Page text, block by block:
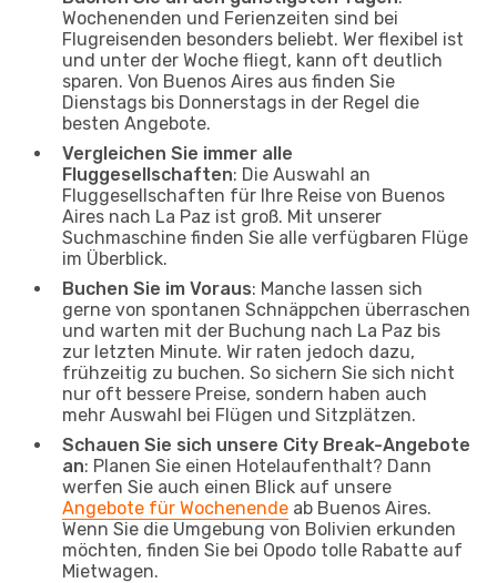
Wochenenden und Ferienzeiten sind bei
Flugreisenden besonders beliebt. Wer flexibel ist
und unter der Woche fliegt, kann oft deutlich
sparen. Von Buenos Aires aus finden Sie
Dienstags bis Donnerstags in der Regel die
besten Angebote.
Vergleichen Sie immer alle
Fluggesellschaften: Die Auswahl an
Fluggesellschaften für Ihre Reise von Buenos
Aires nach La Paz ist groß. Mit unserer
Suchmaschine finden Sie alle verfügbaren Flüge
im Überblick.
Buchen Sie im Voraus: Manche lassen sich
gerne von spontanen Schnäppchen überraschen
und warten mit der Buchung nach La Paz bis
zur letzten Minute. Wir raten jedoch dazu,
frühzeitig zu buchen. So sichern Sie sich nicht
nur oft bessere Preise, sondern haben auch
mehr Auswahl bei Flügen und Sitzplätzen.
Schauen Sie sich unsere City Break-Angebote
an: Planen Sie einen Hotelaufenthalt? Dann
werfen Sie auch einen Blick auf unsere
Angebote für Wochenende ab Buenos Aires.
Wenn Sie die Umgebung von Bolivien erkunden
möchten, finden Sie bei Opodo tolle Rabatte auf
Mietwagen.